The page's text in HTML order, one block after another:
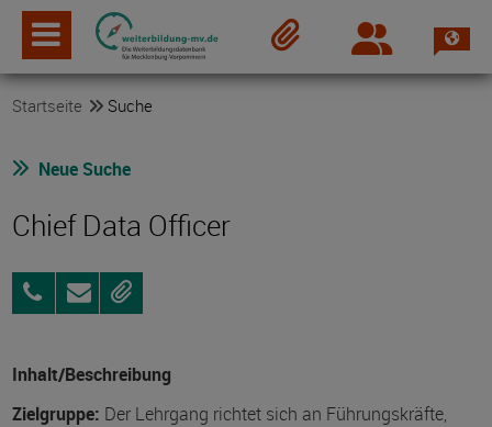
Login
Startseite Suche
Neue Suche
Chief Data Officer
0800
3456-
AnfragenMerken
Inhalt/Beschreibung
Zielgruppe: Der Lehrgang richtet sich an Führungskräfte,